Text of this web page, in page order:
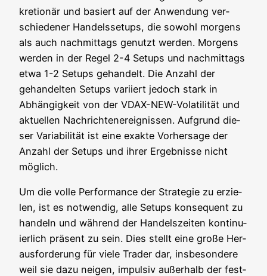
kre­tio­när und basiert auf der Anwen­dung ver­
schie­de­ner Han­dels­set­ups, die sowohl mor­gens
als auch nach­mit­tags genutzt wer­den. Mor­gens
wer­den in der Regel 2-4 Set­ups und nach­mit­tags
etwa 1-2 Set­ups gehan­delt. Die Anzahl der
gehan­del­ten Set­ups vari­iert jedoch stark in
Abhän­gig­keit von der VDAX-NEW-Vola­ti­li­tät und
aktu­el­len Nach­rich­ten­er­eig­nis­sen. Auf­grund die­
ser Varia­bi­li­tät ist eine exak­te Vor­her­sa­ge der
Anzahl der Set­ups und ihrer Ergeb­nis­se nicht
möglich.
Um die vol­le Per­for­mance der Stra­te­gie zu erzie­
len, ist es not­wen­dig, alle Set­ups kon­se­quent zu
han­deln und wäh­rend der Han­dels­zei­ten kon­ti­nu­
ier­lich prä­sent zu sein. Dies stellt eine gro­ße Her­
aus­for­de­rung für vie­le Trader dar, ins­be­son­de­re
weil sie dazu nei­gen, impul­siv außer­halb der fest­